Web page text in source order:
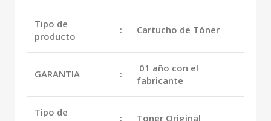
Tipo de
producto
: Cartucho de Tóner
GARANTIA :
01 año con el
fabricante
Tipo de
: Toner Original